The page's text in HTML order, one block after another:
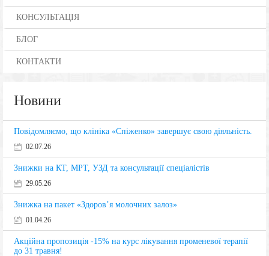
КОНСУЛЬТАЦІЯ
БЛОГ
КОНТАКТИ
Новини
Повідомляємо, що клініка «Спіженко» завершує свою діяльність.
02.07.26
Знижки на КТ, МРТ, УЗД та консультації спеціалістів
29.05.26
Знижка на пакет «Здоров’я молочних залоз»
01.04.26
Акційна пропозиція -15% на курс лікування променевої терапії
до 31 травня!